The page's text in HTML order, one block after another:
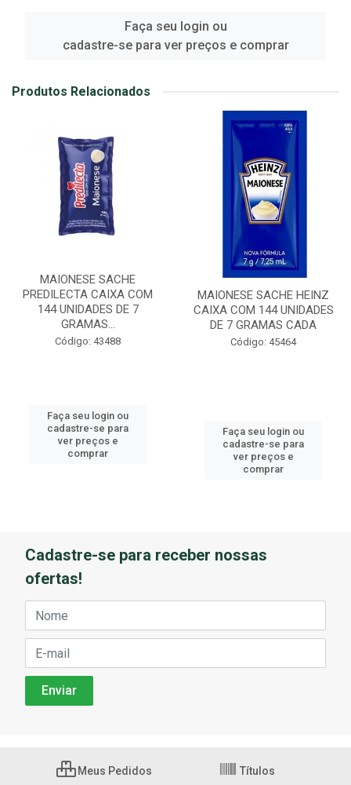
Faça seu login ou
cadastre-se para ver preços e comprar
Produtos Relacionados
MAIONESE SACHE
PREDILECTA CAIXA COM
144 UNIDADES DE 7
GRAMAS...
Código: 43488
Faça seu login ou
cadastre-se para
ver preços e
comprar
MAIONESE SACHE HEINZ
CAIXA COM 144 UNIDADES
DE 7 GRAMAS CADA
Código: 45464
Faça seu login ou
cadastre-se para
ver preços e
comprar
Cadastre-se para receber nossas
ofertas!
Meus Pedidos Títulos